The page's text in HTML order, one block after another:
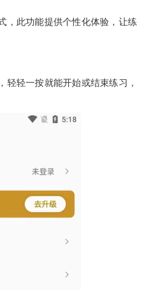
，此功能提供个性化体验，让练
轻轻一按就能开始或结束练习，